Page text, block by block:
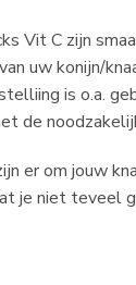
Vit C zijn
uw konijn/
is o.a.
de
er om jouw
je niet teveel